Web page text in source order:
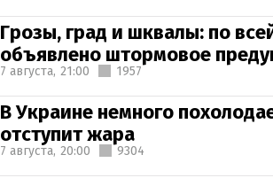
Грозы, град и шквалы: по
объявлено штормовое
7 августа, 21:00 1957
В Украине немного
отступит жара
7 августа, 20:00 9304